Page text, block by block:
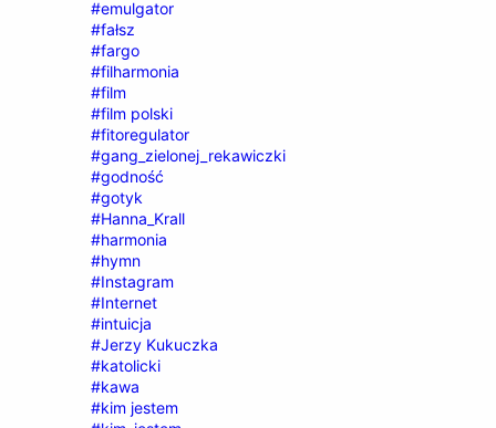
#emulgator
#fałsz
#fargo
#filharmonia
#film
#film polski
#fitoregulator
#gang_zielonej_rekawiczki
#godność
#gotyk
#Hanna_Krall
#harmonia
#hymn
#Instagram
#Internet
#intuicja
#Jerzy Kukuczka
#katolicki
#kawa
#kim jestem